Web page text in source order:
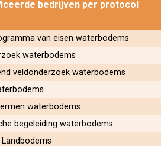
bedrijven per protocol
van eisen waterbodems
waterbodems
veldonderzoek waterbodems
waterbodems
begeleiding waterbodems